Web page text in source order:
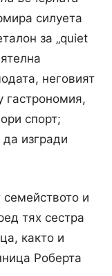
силуета
за „quiet
неговият
гастрономия,
спорт;
изгради
и
тях сестра
както и
Роберта